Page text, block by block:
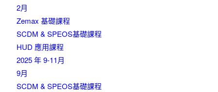
2月
Zemax 基礎課程
SCDM & SPEOS基礎課程
HUD 應用課程
2025 年 9-11月
9月
SCDM & SPEOS基礎課程